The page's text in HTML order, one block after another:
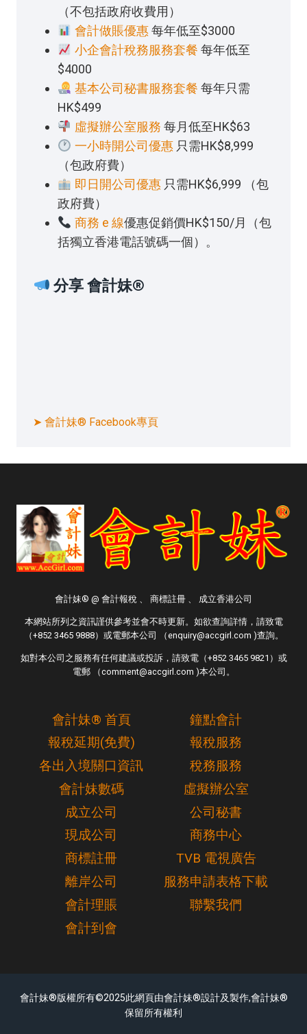
（不包括政府收費用）
會計做賬優惠每年低至$3000
小企會計稅務服務套餐 每年低至
$4000
基本公司秘書服務套餐 每年只需
HK$499
虛擬辦公室服務 每月低至HK$63
一小時開公司優惠只需HK$8,999
（包政府費）
即日開公司優惠只需HK$6,999 （包
政府費）
商務 e 線優惠促銷價HK$150/月（包
括獨立香港電話號碼一個）。
分享 會計妹®
➤ 會計妹® Facebook專頁
會計妹® @ 會計報稅 、 商標註冊 、 成立香港公司
本網站所列之資訊謹供參考並會不時更新。如欲查詢詳情，請致電
（+852 3465 9888）或電郵本公司 （enquiry@accgirl.com )查詢。
如對本公司之服務有任何建議或投訴，請致電（+852 3465 9821）或
電郵 （comment@accgirl.com )本公司。
會計妹® 首頁
報稅延期(免費)
各出入境關口資訊
會計妹數碼
成立公司
現成公司
商標註冊
離岸公司
會計理賬
會計到會
鐘點會計
報稅服務
稅務服務
虛擬辦公室
公司秘書
商務中心
TVB 電視廣告
服務申請表格下載
聯繫我們
會計妹®版權所有©2025此網頁由會計妹®設計及製作,會計妹®
保留所有權利